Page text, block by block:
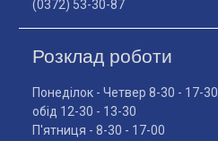
(0372) 53-30-87
Розклад роботи
Понеділок - Четвер 8-30 - 17-30
обід 12-30 - 13-30
П'ятниця - 8-30 - 17-00